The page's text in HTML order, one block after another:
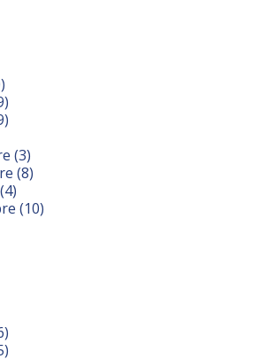
(3)
(8)
(4)
(10)